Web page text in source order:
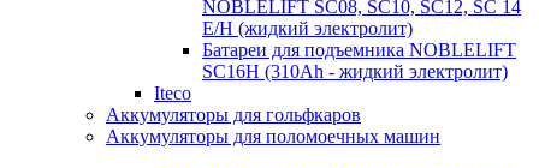
NOBLELIFT SC08, SC10, SC12, SC 14
E/H (жидкий электролит)
Батареи для подъемника NOBLELIFT
SC16H (310Ah - жидкий электролит)
Iteco
Аккумуляторы для гольфкаров
Аккумуляторы для поломоечных машин